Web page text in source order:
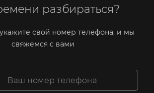
разбираться?
свой номер телефона, и мы
свяжемся с вами